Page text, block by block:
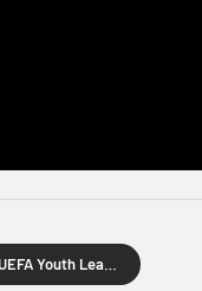
UEFA Youth League